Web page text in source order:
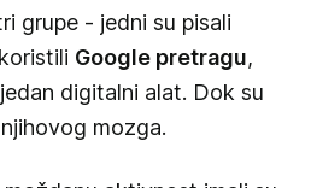
grupe - jedni su pisali
Google pretragu,
digitalni alat. Dok su
mozga.